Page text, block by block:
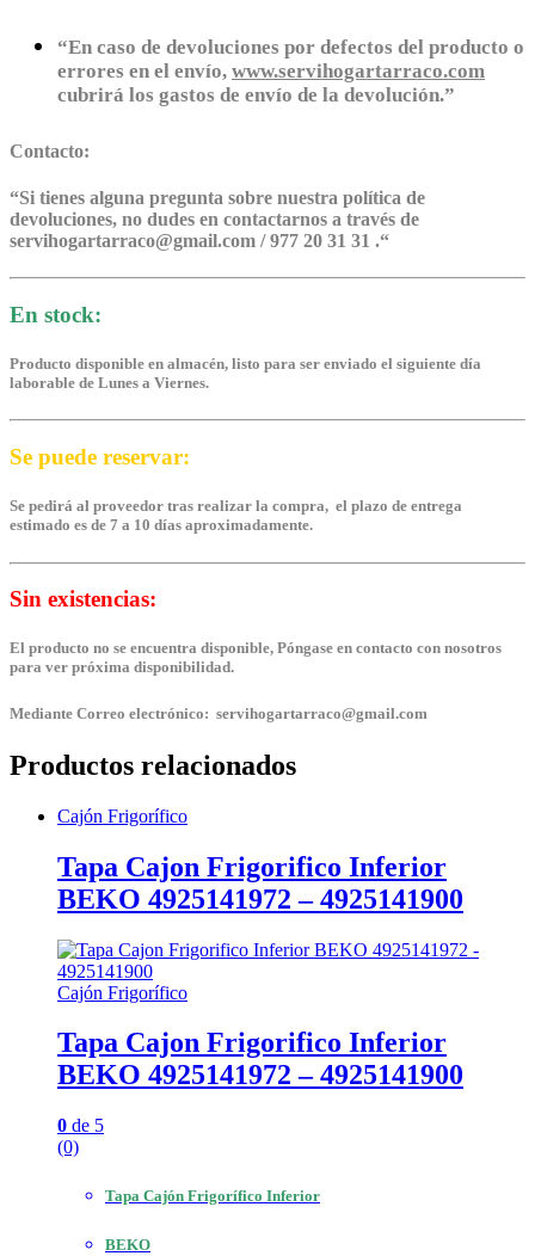
“En caso de devoluciones por defectos del producto o
errores en el envío, www.servihogartarraco.com
cubrirá los gastos de envío de la devolución.”
Contacto:
“Si tienes alguna pregunta sobre nuestra política de
devoluciones, no dudes en contactarnos a través de
servihogartarraco@gmail.com / 977 20 31 31 .“
En stock:
Producto disponible en almacén, listo para ser enviado el siguiente día
laborable de Lunes a Viernes.
Se puede reservar:
Se pedirá al proveedor tras realizar la compra, el plazo de entrega
estimado es de 7 a 10 días aproximadamente.
Sin existencias:
El producto no se encuentra disponible, Póngase en contacto con nosotros
para ver próxima disponibilidad.
Mediante Correo electrónico: servihogartarraco@gmail.com
Productos relacionados
Cajón Frigorífico
Tapa Cajon Frigorifico Inferior
BEKO 4925141972 – 4925141900
Cajón Frigorífico
Tapa Cajon Frigorifico Inferior
BEKO 4925141972 – 4925141900
0 de 5
(0)
Tapa Cajón Frigorífico Inferior
BEKO